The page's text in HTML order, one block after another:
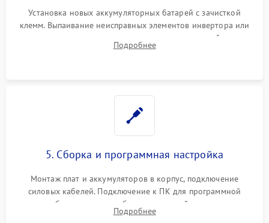
Установка новых аккумуляторных батарей с зачисткой
клемм. Выпаивание неисправных элементов инвертора или
цепи зарядки и монтаж новых радиодеталей.
Восстановление поврежденных токоведущих дорожек и
Подробнее
5. Сборка и программная настройка
Монтаж плат и аккумуляторов в корпус, подключение
силовых кабелей. Подключение к ПК для программной
калибровки констант батареи, настройки порогов
срабатывания AVR и сброса счетчиков старения АКБ.
Подробнее